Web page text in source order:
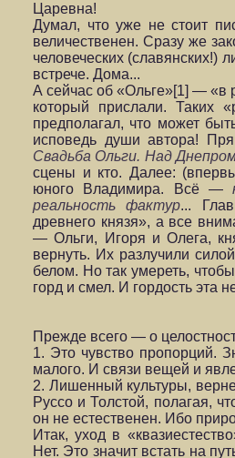
Царевна!
Думал, что уже не стоит
величественен. Сразу же
человеческих
встрече. Дома...
А сейчас об «Ольге»[1] — «в
который прислали.
предполагал, что может
исповедь души ав­тора!
Свадьба Ольги. Над
сцены и кто. Далее:
юного Владимира.
Всё —
реальность фактур...
древнего князя», а все
— Ольги, Игоря и Олега,
вернуть. Их разлучили
белом. Но так умереть,
горд и смел. И гордость эта
Прежде всего — о
1. Это чувство пропорций.
малого. И связи вещей и
2. Лишенный культуры,
Руссо и Толстой, полагая,
он не естественен. Ибо
Итак, уход в
Нет. Это значит встать на